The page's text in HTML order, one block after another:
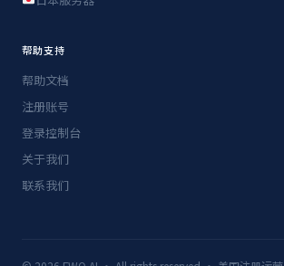
帮助支持
帮助文档
注册账号
登录控制台
关于我们
联系我们